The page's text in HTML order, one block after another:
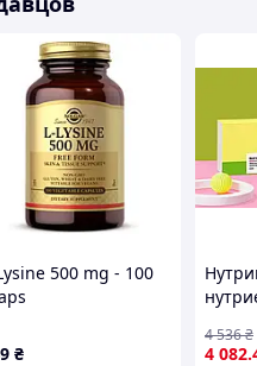
В6) – 0,5 мг,
– 1 мг,
Е) – 5 мг,
– 10 мг,
– 10 мг.
месте, плотно
прямых солнечных лучей.
в месте, не
лактации.
500 mg - 100
₴
4 082
4 536₴